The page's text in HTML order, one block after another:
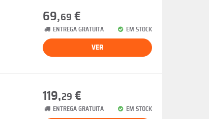
69,69 €
ENTREGA GRATUITA EM STOCK
VER
119,29 €
ENTREGA GRATUITA EM STOCK